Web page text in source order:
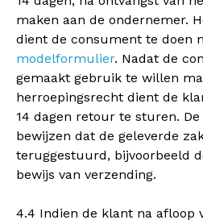
maken aan de ondernemer.
dient de consument te doen
modelformulier. Nadat de
gemaakt gebruik te willen
herroepingsrecht dient de
14 dagen retour te sturen.
bewijzen dat de geleverde
teruggestuurd, bijvoorbeeld
bewijs van verzending.
4.4 Indien de klant na afloop